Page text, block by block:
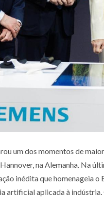
um dos momentos de
na Alemanha. Na
inéditaque homenageia o
artificial aplicada à indústria.